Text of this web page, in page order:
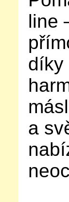
line
díky
a